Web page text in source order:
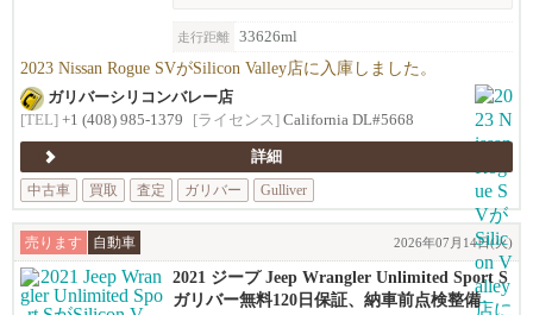
走行距離 33626ml
2023 Nissan Rogue SVがSilicon Valley店に入庫しました。
ガリバーシリコンバレー店
[TEL] +1 (408) 985-1379 [ライセンス] California DL#5668
詳細
中古車
買取 査定 ガリバー Gulliver
売ります 自動車 2026年07月14日(火)
2021 ジープ Jeep Wrangler Unlimited Sport S
ガリバー無料120日保証、納車前点検整備